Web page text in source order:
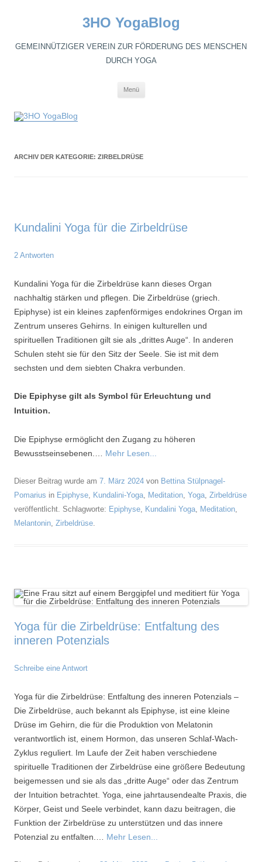
3HO YogaBlog
GEMEINNÜTZIGER VEREIN ZUR FÖRDERUNG DES MENSCHEN
DURCH YOGA
Menü
ARCHIV DER KATEGORIE: ZIRBELDRÜSE
Kundalini Yoga für die Zirbeldrüse
2 Antworten
Kundalini Yoga für die Zirbeldrüse kann dieses Organ
nachhaltig stärken und pflegen. Die Zirbeldrüse (griech.
Epiphyse) ist ein kleines zapfenförmiges endokrines Organ im
Zentrum unseres Gehirns. In einigen kulturellen und
spirituellen Traditionen gilt sie als „drittes Auge“. In anderen
Schulen steht sie für den Sitz der Seele. Sie ist mit dem
sechsten und dem siebten Chakra verbunden.
Die Epiphyse gilt als Symbol für Erleuchtung und
Intuition.
Die Epiphyse ermöglicht den Zugang zu höheren
Bewusstseinsebenen.… Mehr Lesen...
Dieser Beitrag wurde am 7. März 2024 von Bettina Stülpnagel-
Pomarius in Epiphyse, Kundalini-Yoga, Meditation, Yoga, Zirbeldrüse
veröffentlicht. Schlagworte: Epiphyse, Kundalini Yoga, Meditation,
Melantonin, Zirbeldrüse.
Yoga für die Zirbeldrüse: Entfaltung des
inneren Potenzials
Schreibe eine Antwort
Yoga für die Zirbeldrüse: Entfaltung des inneren Potenzials –
Die Zirbeldrüse, auch bekannt als Epiphyse, ist eine kleine
Drüse im Gehirn, die für die Produktion von Melatonin
verantwortlich ist, einem Hormon, das unseren Schlaf-Wach-
Zyklus reguliert. Im Laufe der Zeit haben verschiedene
spirituelle Traditionen der Zirbeldrüse eine größere Bedeutung
beigemessen und sie als das „dritte Auge“ oder das Zentrum
der Intuition betrachtet. Yoga, eine jahrtausendealte Praxis, die
Körper, Geist und Seele verbindet, kann dazu beitragen, die
Funktion der Zirbeldrüse zu unterstützen und das innere
Potenzial zu entfalten.… Mehr Lesen...